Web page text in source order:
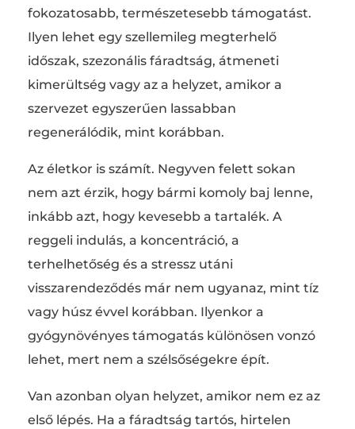
fokozatosabb, természetesebb támogatást.
Ilyen lehet egy szellemileg megterhelő
időszak, szezonális fáradtság, átmeneti
kimerültség vagy az a helyzet, amikor a
szervezet egyszerűen lassabban
regenerálódik, mint korábban.
Az életkor is számít. Negyven felett sokan
nem azt érzik, hogy bármi komoly baj lenne,
inkább azt, hogy kevesebb a tartalék. A
reggeli indulás, a koncentráció, a
terhelhetőség és a stressz utáni
visszarendeződés már nem ugyanaz, mint tíz
vagy húsz évvel korábban. Ilyenkor a
gyógynövényes támogatás különösen vonzó
lehet, mert nem a szélsőségekre épít.
Van azonban olyan helyzet, amikor nem ez az
első lépés. Ha a fáradtság tartós, hirtelen